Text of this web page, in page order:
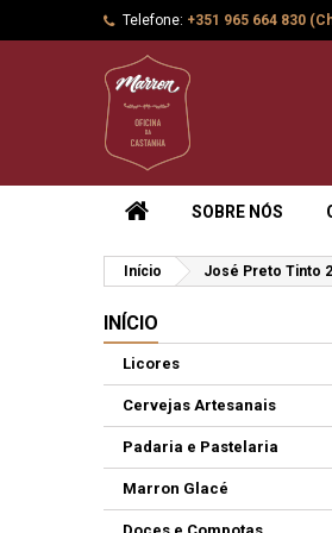
Telefone: +351 965 664 830
SOBRE NÓS
Início José Preto Tinto
INÍCIO
Licores
Cervejas Artesanais
Padaria e Pastelaria
Marron Glacé